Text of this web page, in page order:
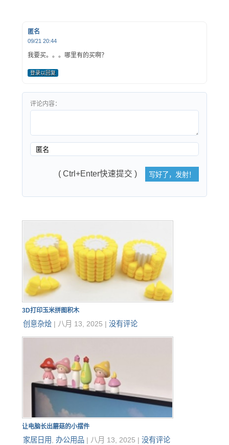
匿名
09/21 20:44
我要买。。。哪里有的买啊？
登录以回复
评论内容：
( Ctrl+Enter快速提交 )
3D打印玉米拼图积木
创意杂烩| 八月 13, 2025 | 没有评论
让电脑长出蘑菇的小摆件
家居日用, 办公用品| 八月 13, 2025 | 没有评论